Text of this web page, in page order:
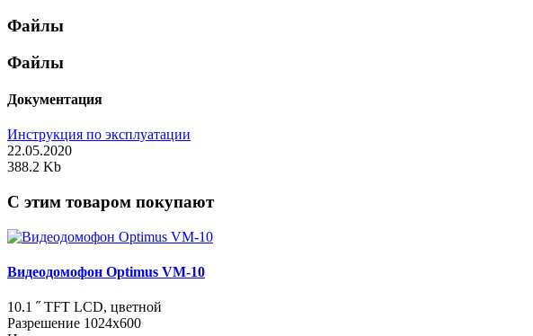
Файлы
Файлы
Документация
Инструкция по эксплуатации
22.05.2020
388.2 Kb
C этим товаром покупают
Видеодомофон Optimus VM-10
10.1 ˝ TFT LCD, цветной
Разрешение 1024x600